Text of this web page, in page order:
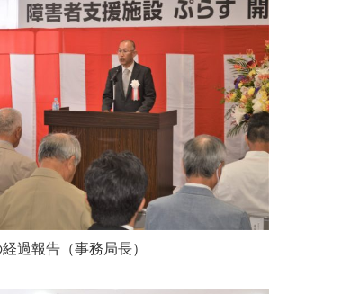
過報告（事務局長）